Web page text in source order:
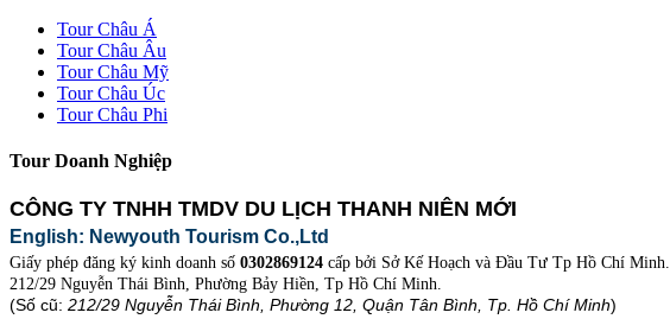
Tour Châu Á
Tour Châu Âu
Tour Châu Mỹ
Tour Châu Úc
Tour Châu Phi
Tour Doanh Nghiệp
CÔNG TY TNHH TMDV DU LỊCH THANH NIÊN MỚI
English: Newyouth Tourism Co.,Ltd
Giấy phép đăng ký kinh doanh số 0302869124 cấp bởi Sở Kế Hoạch và Đầu Tư Tp Hồ Chí Minh.
212/29 Nguyễn Thái Bình, Phường Bảy Hiền, Tp Hồ Chí Minh.
(Số cũ: 212/29 Nguyễn Thái Bình, Phường 12, Quận Tân Bình, Tp. Hồ Chí Minh)